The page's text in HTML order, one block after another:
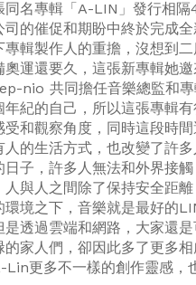
同名專輯「A-LIN」發行相
司的催促和期盼中終於完成
專輯製作人的重擔，沒想到
奧運還要久，這張新專輯她
nio 共同擔任音樂總監和
年紀的自己，所以這張專輯
受和觀察角度，同時這段時
人的生活方式，也改變了許
日子，許多人無法和外界接
人與人之間除了保持安全距
環境之下，音樂就是最好的
是透過雲端和網路，大家還
的家人們，卻因此多了更多
Lin更多不一樣的創作靈感，